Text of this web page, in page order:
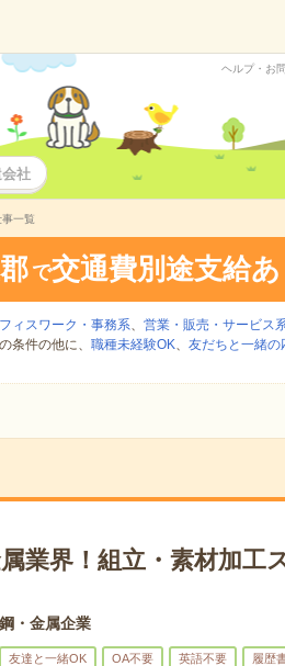
ヘルプ・お
社
一覧
で交通費別途支給あ
ィスワーク・事務系、 営業・販売・サービス
条件の他に、 職種未経験OK、 友だちと一緒の
属業界！組立・素材加工
・金属企業
友達と一緒OK OA不要 英語不要 履歴